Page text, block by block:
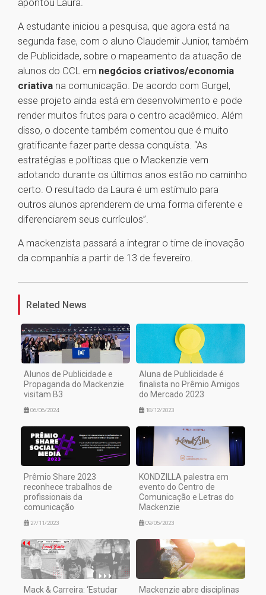
apontou Laura.
A estudante iniciou a pesquisa, que agora está na
segunda fase, com o aluno Claudemir Junior, também
de Publicidade, sobre o mapeamento da atuação de
alunos do CCL em negócios criativos/economia
criativa na comunicação. De acordo com Gurgel,
esse projeto ainda está em desenvolvimento e pode
render muitos frutos para o centro acadêmico. Além
disso, o docente também comentou que é muito
gratificante fazer parte dessa conquista. “As
estratégias e políticas que o Mackenzie vem
adotando durante os últimos anos estão no caminho
certo. O resultado da Laura é um estímulo para
outros alunos aprenderem de uma forma diferente e
diferenciarem seus currículos”.
A mackenzista passará a integrar o time de inovação
da companhia a partir de 13 de fevereiro.
1
Related News
Alunos de Publicidade e
Propaganda do Mackenzie
visitam B3
06/06/2024
Aluna de Publicidade é
finalista no Prêmio Amigos
do Mercado 2023
18/12/2023
Prêmio Share 2023
reconhece trabalhos de
profissionais da
comunicação
27/11/2023
KONDZILLA palestra em
evento do Centro de
Comunicação e Letras do
Mackenzie
09/05/2023
Mack & Carreira: ‘Estudar Mackenzie abre disciplinas